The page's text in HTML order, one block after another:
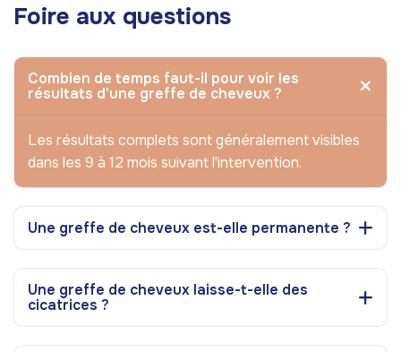
Foire aux questions
Combien de temps faut-il pour voir les
résultats d'une greffe de cheveux ?
Les résultats complets sont généralement visibles
dans les 9 à 12 mois suivant l'intervention.
Une greffe de cheveux est-elle permanente ?
Une greffe de cheveux laisse-t-elle des
cicatrices ?